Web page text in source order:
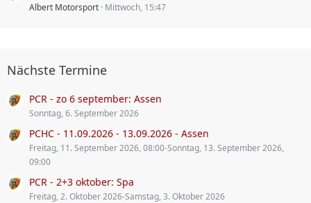
Albert Motorsport Mittwoch, 15:47
Nächste Termine
PCR - zo 6 september: Assen
Sonntag, 6. September 2026
PCHC - 11.09.2026 - 13.09.2026 - Assen
Freitag, 11. September 2026, 08:00-Sonntag, 13. September 2026,
09:00
PCR - 2+3 oktober: Spa
Freitag, 2. Oktober 2026-Samstag, 3. Oktober 2026